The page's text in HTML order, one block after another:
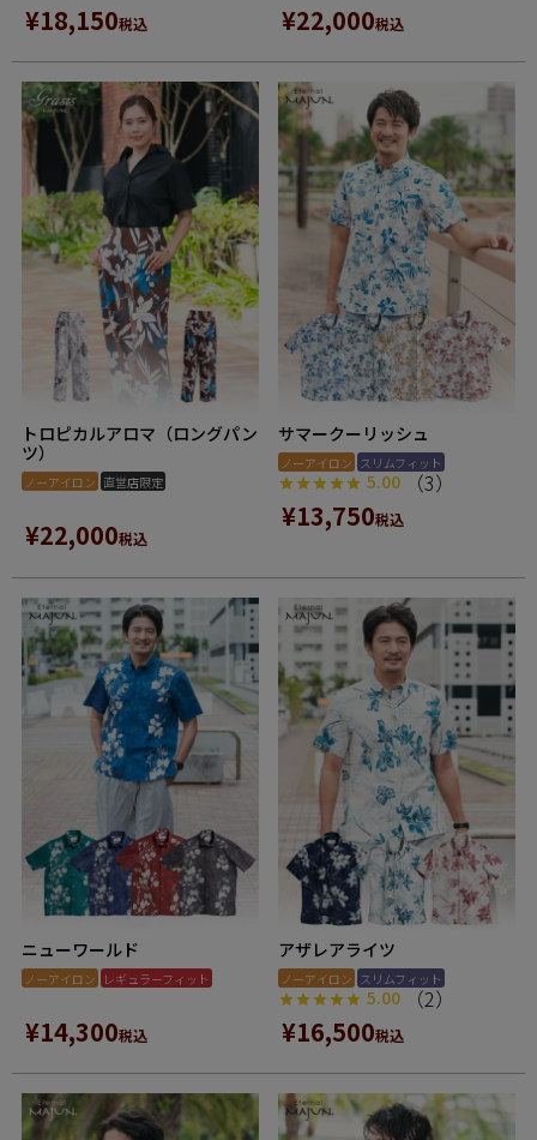
¥18,150税込 ¥22,000税込
トロピカルアロマ（ロングパン
ツ）
ノーアイロン 直営店限定
¥22,000税込
サマークーリッシュ
ノーアイロン スリムフィット
5.00 （3）
¥13,750税込
ニューワールド
ノーアイロン レギュラーフィット
¥14,300税込
アザレアライツ
ノーアイロン スリムフィット
5.00 （2）
¥16,500税込